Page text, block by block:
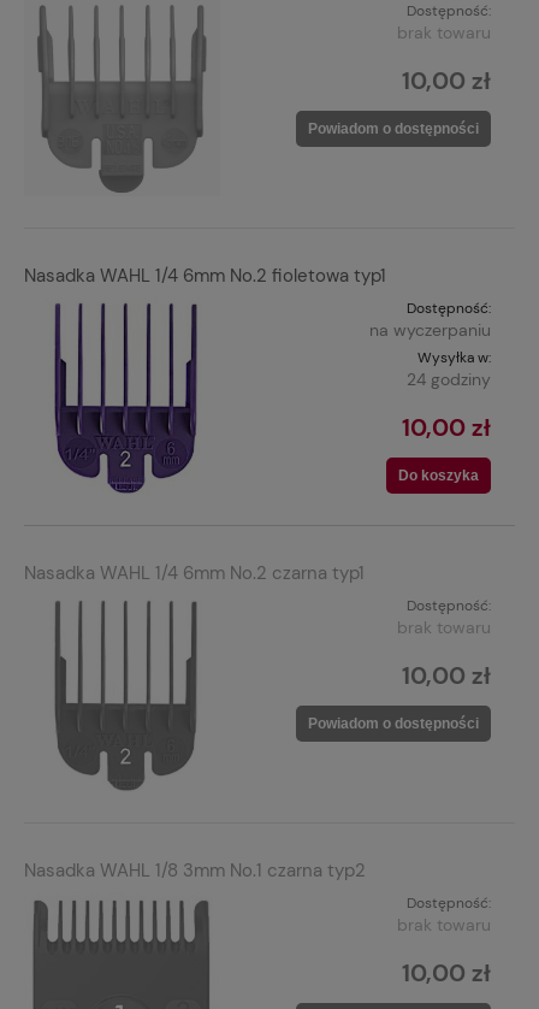
Dostępność:
brak towaru
10,00 zł
Powiadom o dostępności
Nasadka WAHL 1/4 6mm No.2 fioletowa typ1
Dostępność:
na wyczerpaniu
Wysyłka w:
24 godziny
10,00 zł
Do koszyka
Nasadka WAHL 1/4 6mm No.2 czarna typ1
Dostępność:
brak towaru
10,00 zł
Powiadom o dostępności
Nasadka WAHL 1/8 3mm No.1 czarna typ2
Dostępność:
brak towaru
10,00 zł